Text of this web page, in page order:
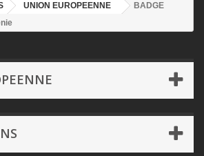
UNION EUROPEENNE
BADGE